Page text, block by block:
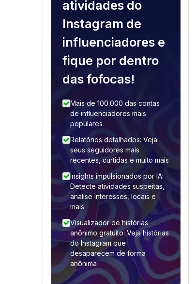
atividades do
Instagram de
influenciadores e
fique por dentro
das fofocas!
Mais de 100.000 das contas
de influenciadores mais
populares
Relatórios detalhados: Veja
seus seguidores mais
recentes, curtidas e muito mais
Insights impulsionados por IA:
Detecte atividades suspeitas,
analise interesses, locais e
mais
Visualizador de histórias
anônimo gratuito: Veja histórias
do Instagram que
desaparecem de forma
anônima